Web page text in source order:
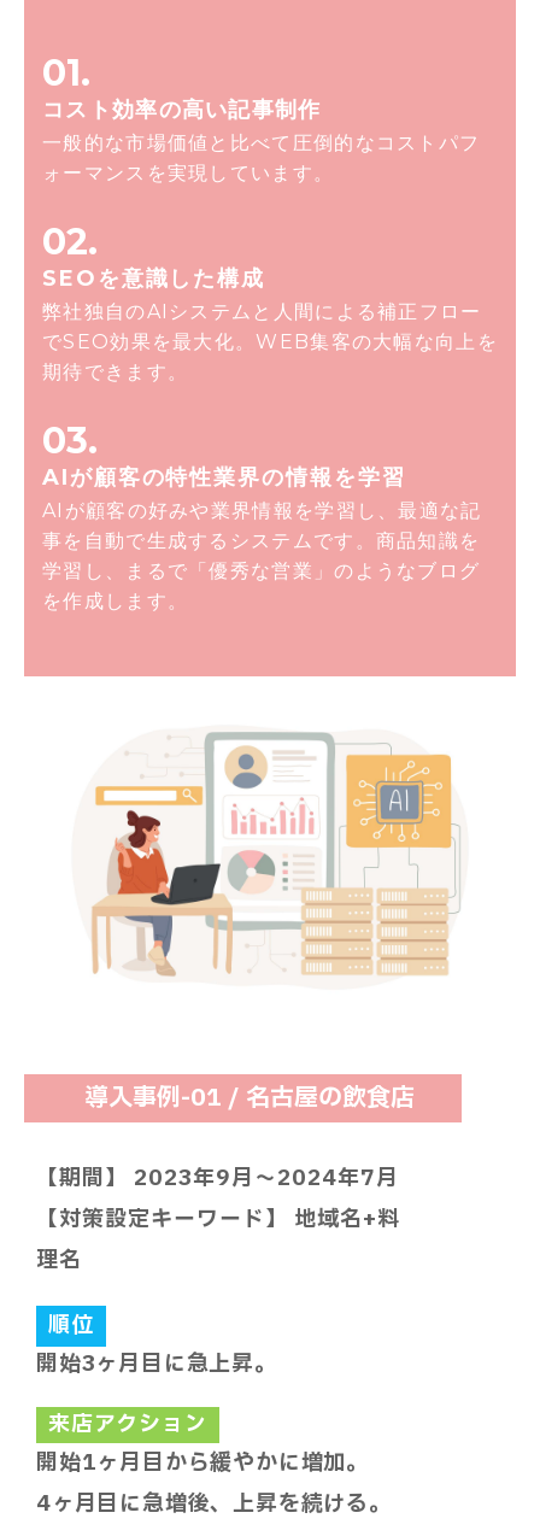
01.
コスト効率の高い記事制作
一般的な市場価値と比べて圧倒的なコストパフ
ォーマンスを実現しています。
02.
SEOを意識した構成
弊社独自のAIシステムと人間による補正フロー
でSEO効果を最大化。WEB集客の大幅な向上を
期待できます。
03.
AIが顧客の特性業界の情報を学習
AIが顧客の好みや業界情報を学習し、最適な記
事を自動で生成するシステムです。商品知識を
学習し、まるで「優秀な営業」のようなブログ
を作成します。
導入事例-01 / 名古屋の飲食店
【期間】 2023年9月～2024年7月
【対策設定キーワード】 地域名+料
理名
順位
開始3ヶ月目に急上昇。
来店アクション
開始1ヶ月目から緩やかに増加。
4ヶ月目に急増後、上昇を続ける。